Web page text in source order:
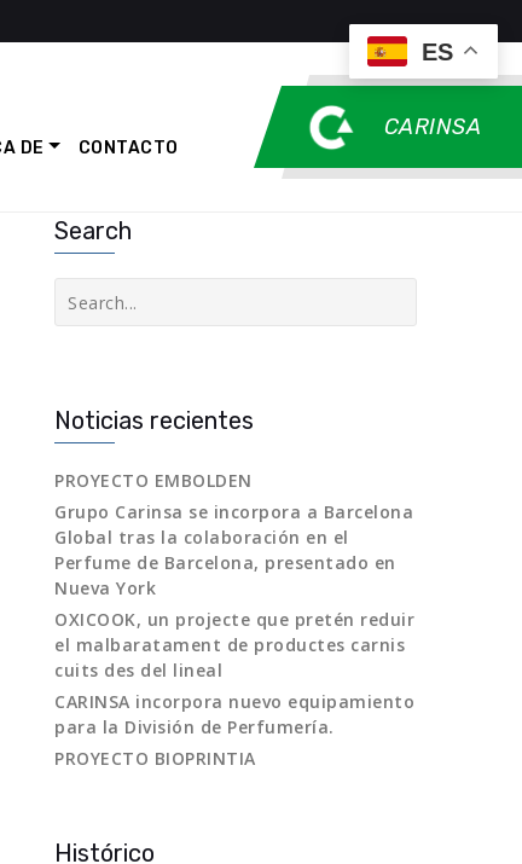
DE CONTACTO
CARINSA
Search
Noticias recientes
PROYECTO EMBOLDEN
Grupo Carinsa se incorpora a Barcelona
Global tras la colaboración en el
Perfume de Barcelona, presentado en
Nueva York
OXICOOK, un projecte que pretén reduir
el malbaratament de productes carnis
cuits des del lineal
CARINSA incorpora nuevo equipamiento
para la División de Perfumería.
PROYECTO BIOPRINTIA
Histórico
ES